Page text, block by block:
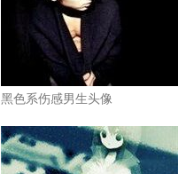
黑色系伤感男生头像